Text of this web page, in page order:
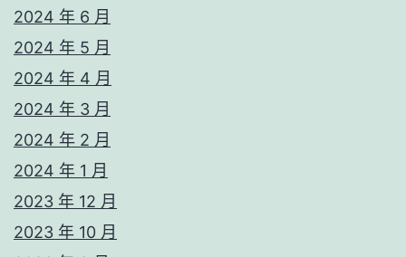
2024 年 6 月
2024 年 5 月
2024 年 4 月
2024 年 3 月
2024 年 2 月
2024 年 1 月
2023 年 12 月
2023 年 10 月